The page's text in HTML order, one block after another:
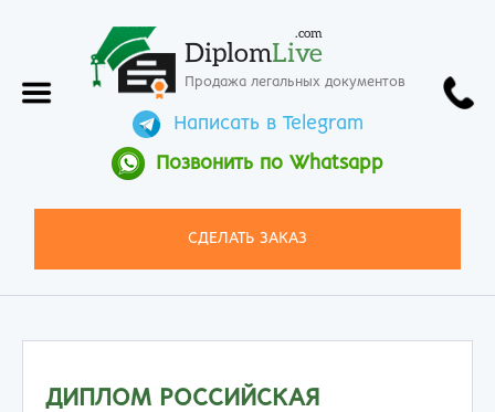
DiplomLive
.com
Продажа легальных документов
Написать в Telegram
Позвонить по Whatsapp
СДЕЛАТЬ ЗАКАЗ
ДИПЛОМ РОССИЙСКАЯ